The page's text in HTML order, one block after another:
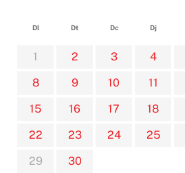
Dl Dt Dc Dj
1 2 3 4
8
9 10 11
15
16 17 18
22
23 24 25
29
30